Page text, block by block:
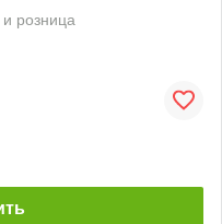
розница